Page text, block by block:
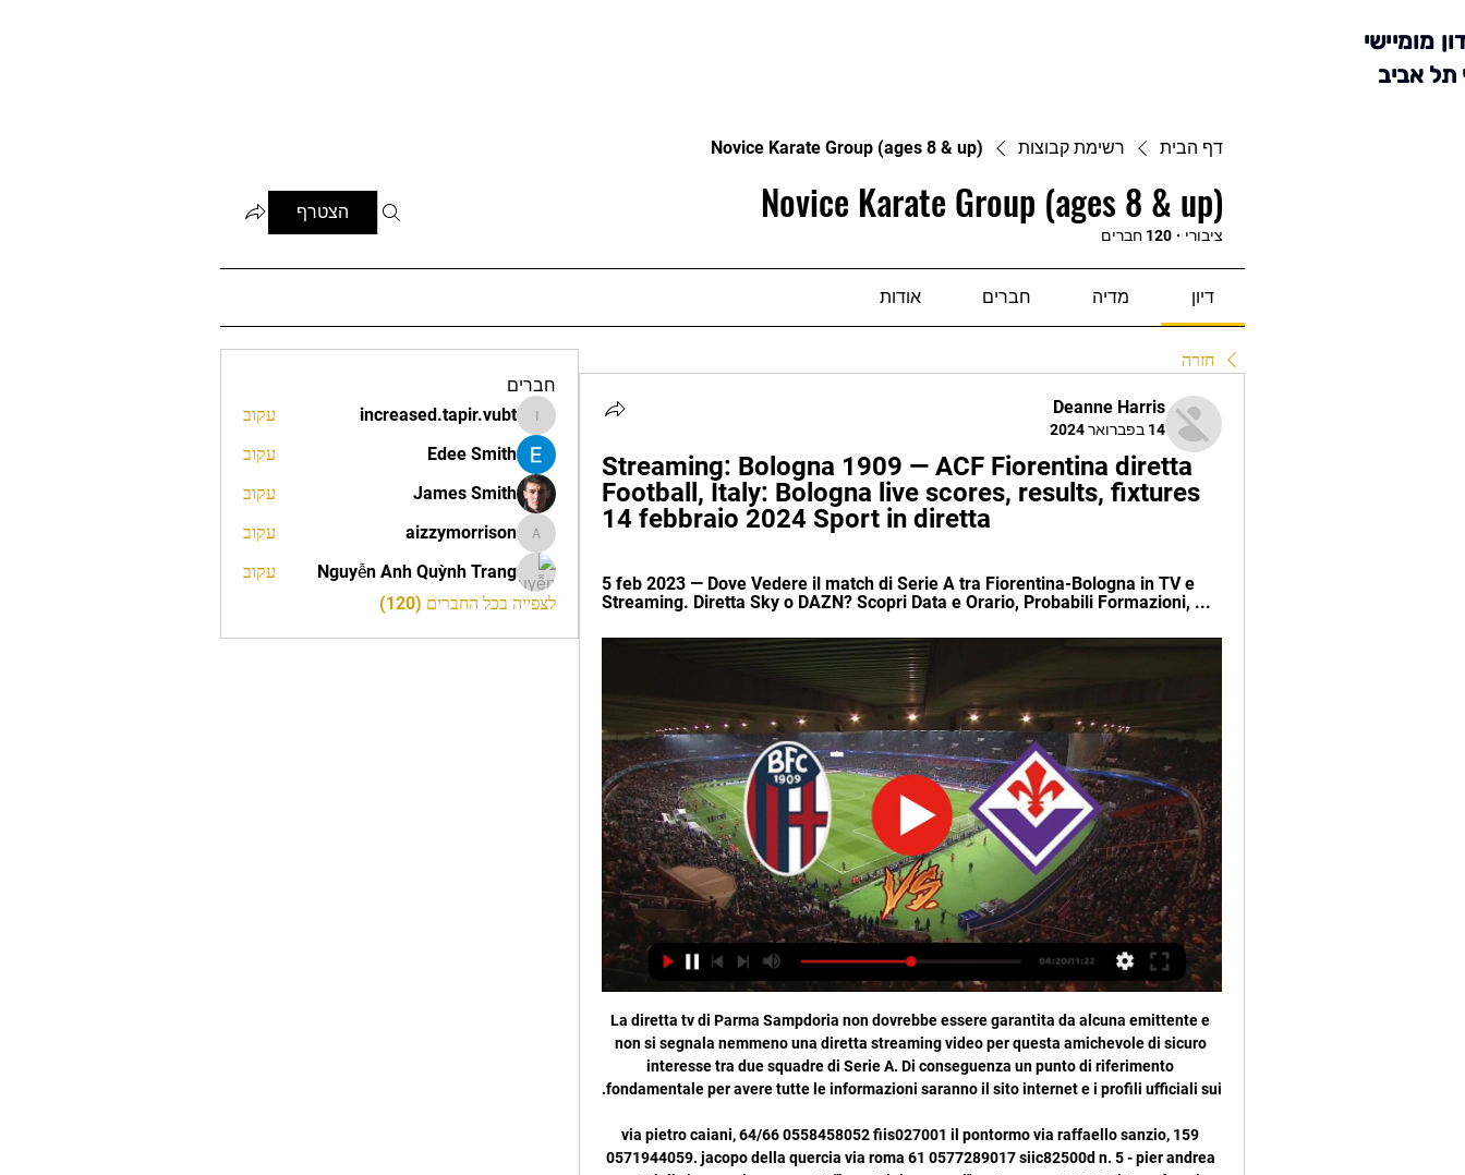
מומיישי
תל אביב
דף הבית רשימת קבוצות Novice Karate Group (ages 8 & up)
Novice Karate Group (ages 8 & up)
ציבורי · 120 חברים
הצטרף
דיון מדיה חברים אודות
חזרה
Deanne Harris
14 בפברואר 2024
Streaming: Bologna 1909 — ACF Fiorentina diretta
Football, Italy: Bologna live scores, results, fixtures
14 febbraio 2024 Sport in diretta
5 feb 2023 — Dove Vedere il match di Serie A tra Fiorentina-Bologna in TV e
Streaming. Diretta Sky o DAZN? Scopri Data e Orario, Probabili Formazioni, ...
La diretta tv di Parma Sampdoria non dovrebbe essere garantita da alcuna emittente e non si segnala nemmeno una diretta streaming video per questa amichevole di sicuro interesse tra due squadre di Serie A. Di conseguenza un punto di riferimento fondamentale per avere tutte le informazioni saranno il sito internet e i profili ufficiali sui.

via pietro caiani, 64/66 0558458052 fiis027001 il pontormo via raffaello sanzio, 159 0571944059. jacopo della quercia via roma 61 0577289017 siic82500d n. 5 - pier andrea mattioli via nazario sauro n. 3. "berrettini pancrazi" cortona arpc001018 ist prof per i servizi sociali arrf00101n

Io sono un grande estimatore dello streaming, e sono da poco riuscito a configurare il mio smartphone per poter giocare in remoto al PC di casa (con joypad bluetooth annesso ovviamente). Ora, in 4.5 G, con un ping di 27 ms, ho un lieve lag nei comandi che rende molto ostico giocare platform o giochi in cui è richiesta precisione nei comandi.

Diretta Italia-Germania Under 19: info streaming video e tv, risultato live della partita in programma lunedì 11 luglio 2016 a Stoccarda, valida per il gruppo A degli Europei giovanili Risultato finale di 1-0 in favore degli azzurrini al termine di Italia-Germania, partita sempre sentita anche se

Dove vedere Serbia Svizzera in tv. La gara Serbia Svizzera sarà visibile in chiaro e gratis su Italia 1 a partire dalle ore 20. Inoltre sarà possibile assistere al match anche via satellite tramite Mediaset Premium. Dove vederla in streaming. In streaming la partita sarà …

Lega Serie A | Home bologna. SERIE_A_MADEinITALY_RGB. VS. fiorentina. 21° Giornata | 14 Feb 10:00 radio tv serie a. live. radio tv serie a. live. radio tv serie a. live · Serie-A ...

Caserta. lunedì 30 Settembre 2019 Accedi; Registrati. Benvenuto! Accedi al tuo account. il tuo username. la tua password. Forgot your password? Get help. Recupero della password. Recupera la tua password. La tua email. La password verrà inviata via email.

VERSO LA COPPA ❤️   CHI GIOCA?! ❤️   FIORENTINA YouTube YouTube 7:11 YouTube Davide Il Critico 1 mese fa 1 mese fa

Vedere i canali TV all’estero: TV Italiana streaming. Per visualizzare i canali italiani all’estero con questo metodo vi basterà utilizzare un browser qualsiasi e cliccare sul relativo canale che trovate di seguito, oppure tramite il sito ufficiale del servizio.

La bellezza del Bel paese si fonde con quella delle inserzioniste pronte per incontri, con foto ad alta risoluzione sia sexy che hot, i selfie, i video e i link dei più importanti social network, quali Facebook, Twitter, Instagram e Pinterest. Il tutto in un sito moderno e in linea con le nuove tecnologie, fruibile su web e sui dispositivi mobili.

In due sole occasioni nella sua storia, l’Inter ha vinto tutte le prime cinque gare stagionali in Serie A: nel 1966/67 e nel 2015/16. In cinque delle ultime sette stagioni, l’Inter ha chiuso le prime quattro partite di Serie A con appena un gol subito; quella dei nerazzurri è la miglior difesa in …

XIII CAMPIONATO NAZIONALE DI CALCIO A 5 diretta con l’esterno, cassaforte, climatizzatore con pompa di calore ad unità. indipendente, lavatrice. Calcio,serie C: Lucchese-Pisa in diretta tv su Rai3 per la sola calcio,serie c: lucchese-pisa in diretta tv su rai3 per la sola zona di pisa.

Su segnalazione della stessa Commissione il Procuratore Federale ha deferito l’ACR Messina a titolo di responsabilità diretta e propria, sanzione anche per Pietro Gugliotta che all’epoca dei fatti rivestiva il ruolo di amministratore delegato e rappresentante legale della …

Trovi Mtre outlet design, Via Roma, 76 Longare 36023 in provincia di Vicenza. Vieni da noi nel nostro mobilificio di Cucine in linea a due passi da Roma, dove puoi acquistare quello che preferisci tra le molte proposte di Cucine in linea.

DIRETTA/ Fermana-Triestina, risultato finale 0-3,:. per chi sta attento alla linea, sono due spezie fondamentali ma non hanno soltanto proprietà dimagran. - Si sente male a bordo del treno intercity 669 da Milano a La Spezia ma invece di chiedere aiuto telefonando subito al 11...

Fiorentina-Bologna dove vederla: Sky o DAZN? Canale tv 5 feb 2023 — Fiorentina e Bologna si sfidano nel 21° turno di Serie A. Tutto su formazioni e diretta tv e streaming dell'incontro.

Tutte le news su nuoto e pallanuoto con La Gazzetta dello Sport. Highlights sui risultati, foto e aggiornamenti per seguire i tuoi atleti preferiti.

Bologna FC 1909 vs ACF Fiorentina Risultati in diretta 23 ore fa — Bologna FC 1909 vs ACF Fiorentina risultati in diretta (e live streaming video online) inizia il 2024/02/14 alle 10:00:00 fuso orario UTC di ...

Don Guido Todeschini risponde alle lettere dei telespettatori. Attraverso il filo diretto, la possibilità di intervenire, in diretta telefonica, alla trasmissione. Telepace 7: domenica alle 19.30 e alle 22.45 (r) lunedì alle 15.30: Rotocalco settimanale di attualità a cura della redazione giornalistica di Telepace.

Dopo 5 anni torna in TV Enzo Biagi con la trasmissione RT. Torna anche Luttazzi a LA7, ma la sua trasmissione, Decameron, verra’ censurata Rignano Flaminio (Roma):sconcerto, ma anche molti dubbi, per le accuse di pedofilia alle maestre della locale scuola materna.Verranno scarcerate dopo 17 giorni.

Giuseppe Cruciani (Roma, 15 settembre 1966) è un giornalista, conduttore radiofonico e opinionista italiano. Il suo giornalismo è caratterizzato da elementi satirici e controversi oltre che irriverenti, unito ad una dialettica talvolta volgare, ed è noto soprattutto per il programma radiofonico La Zanzara da lui ideato e condotto.

I biancorossi di Canesin vincono in rimonta a Camerino , sblocca Di Nicola ,: determinanti Pettinari. I ragazzi di Compagnoni regolano all'inglese la Nova Camers , stesa da un autogol e dalla.

TV ACF Fiorentina vs Bologna 1909 in diretta - Oksoberfest 9 gen 2024 — 9 ore fa — Bologna FC 1909. liveSream. Diretta TV. matchLive. Incontro live. Presentazione Chat Formazioni Quote H2H · Calcio Live ...

GAIA GALIZIA è stata una concorrente di X-Factor Italia 7. Precedentemente ma anche in seguito a quell’esperienza, Gaia Galizia ha dimostrato di essere soprattutto una donna mossa da un tenace spirito creativo e amante dell’arte in ogni sua forma.

Le 38 giornate del Campionato di Serie A, stagione 2017-2018, sono ormai decise. La prima a scendere in campo sarà la Juventus, campione d’Italia in carica, che affronterà il Cagliari in casa all’Allianz Stadium, sabato 19 agosto alle ore 18 e precederà il primo anticipo serale, Verona-Napoli alle ore 20.45. Domenica 20.

Sedicesima giornata del Campionato di calcio di Serie B stagione 2016-2017, e noi seguiremo la diretta TV streaming Serie B sui nostri iPhone e iPad della partita del sabato pomeriggio che vede scendere in campo Carpi Cittadella.

Mercoledì 17 agosto 2016, il match “Porto-Roma”, valido per l’andata dei playoff di Uefa Champions League, competizione i cui diritti Mediaset detiene in esclusiva assoluta, sarà trasmesso in diretta e in alta definizione solo su Premium Sport HD.

C R I T I C A • C U L T U R A • C I N E M A Conoscerete la verità E la verità vi farà liberi Giovanni 8,32 Questa pubblicazione è stata curata dal Cinecircolo Romano - Roma - Via Nomentana 333/c - tel 068547151 - fax 068553108 E-mail: [email protected] Sito internet: www.cinecircoloromano.it -

La nuova linea, nota anche come M4 o Linea Blu, seguirà un percorso che metterà in collegamento la parte Est della città con quella Ovest, passando attraverso il centro storico, con i due capolinea rappresentati dalla stazione di Linate (con collegamento all’aeroporto) e dalla stazione di San Cristoforo, direttamente sul Naviglio Grande.

“Oltre la linea” alza il sipario sui problemi e sul malcostume. Home Tags Benevento-Cittadella. Tag: Benevento-Cittadella. Coppa Italia. Coppa Italia: il Benevento supera il Cittadella e agli ottavi incontrerà... Marco Liguori-4 Dicembre 2018.

(Agenzia Vista) Roma, 28 agosto 2018 Conte riceve a Palazzo Chigi il premier della Repubblica Ceca Il Presidente del Consiglio Giuseppe Conte ha incontrato a Palazzo Chigi il premier della Repubblica Ceca.

repubblica ceca italia streaming. 21 giugno 2017. Repubblica Ceca-Italia degli Europei Under-21 in diretta e in streaming. Dopo la vittoria contro la Danimarca nella prima partita, la Nazionale giocherà questa sera alle 18: le informazioni per vederla in diretta.

Marina Doria di savoia . People | Famiglie reali La bellissima e scandalosa Paola del Belgio e i Savoia giovanissimi: le foto private mai viste sbucate dall’archivio di Oggi Leggi - Foto. Condividi su. Iniziative. Siti partner. Notizia di oggi. la testimonianza.

Viaggio in Giappone a nihon tour 4 aprile 12gg. Scegli il viaggio in Giappone a nihon tour 4 aprile 12gg su viaggioingiappone.it oppure contattaci al numero 011 6497816

Lega Pro Ternana-Ravenna, la diretta del match. Ultima sfida interna della stagione regolare per la Ternana che questo pomeriggio ospiterà il Ravenna allo stadio Liberati. Match point per la salvezza, in quanto in caso di vittoria i rossoverdi manterrebbero la categoria. Il …

Bologna 1909 diretta tv Fiorentina-Bol 9 gen 2024 — Oggi ACF Fiorentina — Bologna 1909 diretta tv Fiorentina-Bologna dove vederla: Rai o Mediaset? Canale tv 9 gennaio 2024 Guadare 10 ore fa ...

Linee Autobus a Francavilla Fontana (Brindisi) ed orari di Pullman, Autobus Extraurbani, Autolinee Interregionali e Treni, Come raggiungere Francavilla Fontana con pullman, corriera, autobus, treno e aereo

I tifosi del Verona, giunti a sorpresa ad Ascoli, dopo aver sfondato i cancelli del « Del Duca » e ferito un addetto al campo, si erano scontrati con i tifosi dell'Ascoli: uno di questi, estraneo agli incidenti, era stato stato colpito da una bottiglia al capo e ricoverato in ospedale con una prognosi di dieci giorni.

Bologna FC Bologna. Fiorentina. Mer 14 Febbraio - 19:00. Stadio Renato Dall'Ara ; Lazio. Bologna. Dom 18 Febbraio - 12:30. Stadio Olimpico ; Bol
חברים
increased.tapir.vubt
increased.tapir.vubt
עקוב
Edee Smith
עקוב
James Smith
עקוב
aizzymorrison
aizzymorrison
עקוב
Nguyễn Anh Quỳnh Trang
עקוב
לצפייה בכל החברים (120)